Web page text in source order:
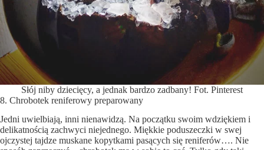
Słój niby dziecięcy, a jednak bardzo zadbany! Fot. Pinterest
8. Chrobotek reniferowy preparowany
Jedni uwielbiają, inni nienawidzą. Na początku swoim wdziękiem i
delikatnością zachwyci niejednego. Miękkie poduszeczki w swej
ojczystej tajdze muskane kopytkami pasących się reniferów…. Nie